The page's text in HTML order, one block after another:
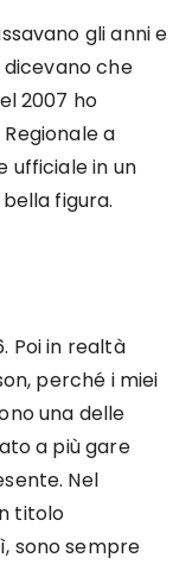
gli anni e
dicevano che
2007 ho
Regionale a
ufficiale in un
figura.
Poi in realtà
perché i miei
una delle
a più gare
Nel
titolo
sono sempre